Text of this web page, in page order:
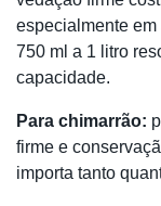
especialmente
750 ml a 1 litro
capacidade.
Para chimarrão:
firme e
importa tanto